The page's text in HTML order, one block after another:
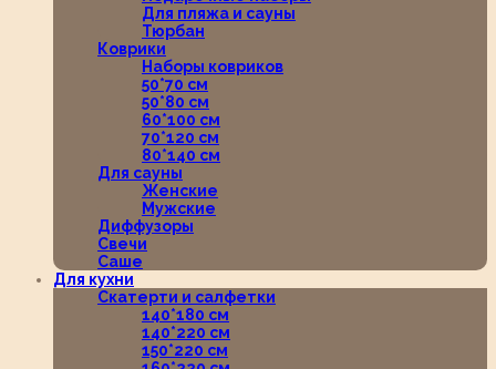
Для пляжа и сауны
Тюрбан
Коврики
Наборы ковриков
50*70 см
50*80 см
60*100 см
70*120 см
80*140 см
Для сауны
Женские
Мужские
Диффузоры
Свечи
Саше
Для кухни
Скатерти и салфетки
140*180 см
140*220 см
150*220 см